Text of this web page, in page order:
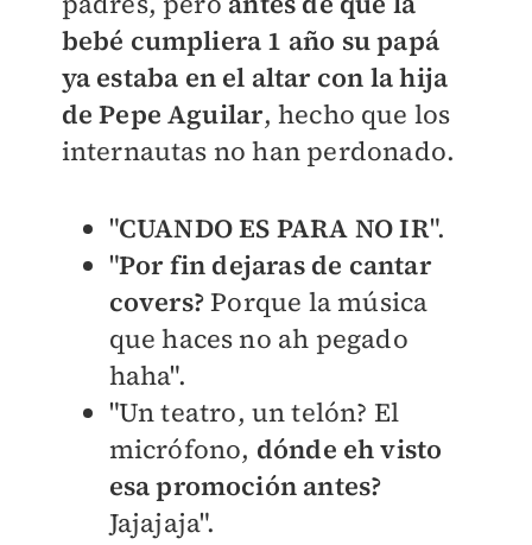
bebé cumpliera 1 año su papá
ya estaba en el altar con la hija
de Pepe Aguilar, hecho que los
internautas no han perdonado.
"CUANDO ES PARA NO IR".
"Por fin dejaras de cantar
covers?Porque la música
que haces no ah pegado
haha".
"Un teatro, un telón? El
micrófono, dónde eh visto
esa promoción antes?
Jajajaja".